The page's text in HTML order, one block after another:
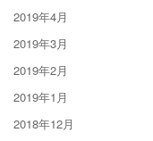
2019年4月
2019年3月
2019年2月
2019年1月
2018年12月